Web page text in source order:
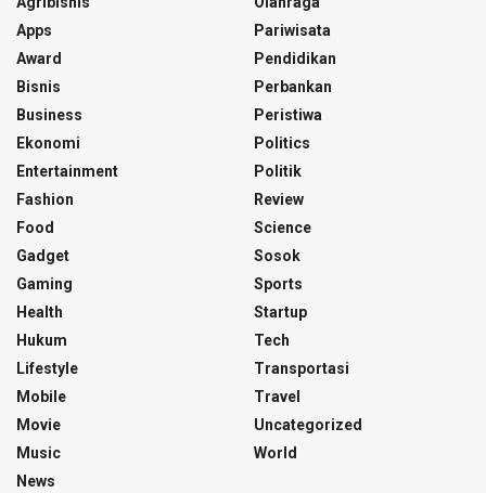
Apps
Award
Bisnis
Business
Ekonomi
Entertainment
Fashion
Food
Gadget
Gaming
Health
Hukum
Lifestyle
Mobile
Movie
Music
News
Pariwisata
Pendidikan
Perbankan
Peristiwa
Politics
Politik
Review
Science
Sosok
Sports
Startup
Tech
Transportasi
Travel
Uncategorized
World